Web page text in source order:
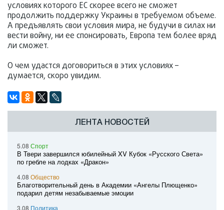
условиях которого ЕС скорее всего не сможет
продолжить поддержку Украины в требуемом объеме.
А предъявлять свои условия мира, не будучи в силах ни
вести войну, ни ее спонсировать, Европа тем более вряд
ли сможет.
О чем удастся договориться в этих условиях –
думается, скоро увидим.
ЛЕНТА НОВОСТЕЙ
5.08 Спорт
В Твери завершился юбилейный XV Кубок «Русского Света»
по гребле на лодках «Дракон»
4.08 Общество
Благотворительный день в Академии «Ангелы Плющенко»
подарил детям незабываемые эмоции
3.08 Политика